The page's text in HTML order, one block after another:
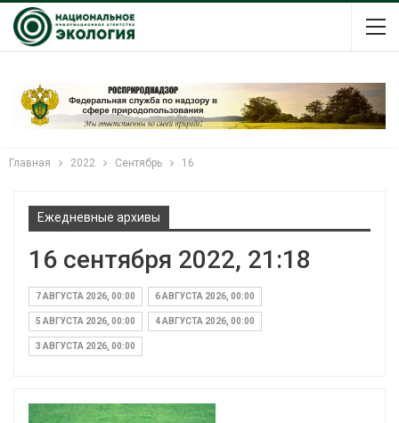
Главная 2022 Сентябрь 16
Ежедневные архивы
16 сентября 2022, 21:18
7 АВГУСТА 2026, 00:00 6 АВГУСТА 2026, 00:00
5 АВГУСТА 2026, 00:00 4 АВГУСТА 2026, 00:00
3 АВГУСТА 2026, 00:00